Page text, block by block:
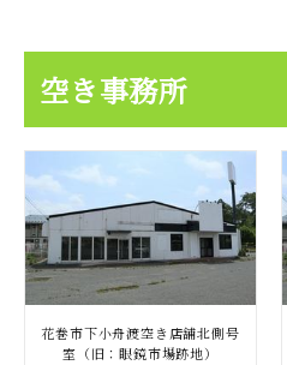
空き事務所
花巻市下小舟渡空き店舗北側号
室（旧：眼鏡市場跡地）